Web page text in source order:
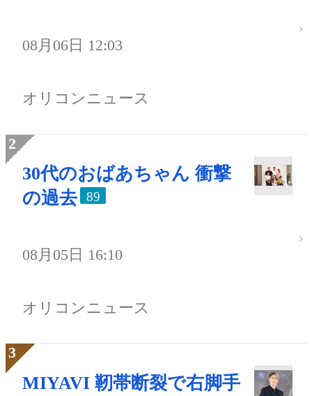
08月06日 12:03
オリコンニュース
30代のおばあちゃん 衝撃
の過去
89
08月05日 16:10
オリコンニュース
MIYAVI 靭帯断裂で右脚手